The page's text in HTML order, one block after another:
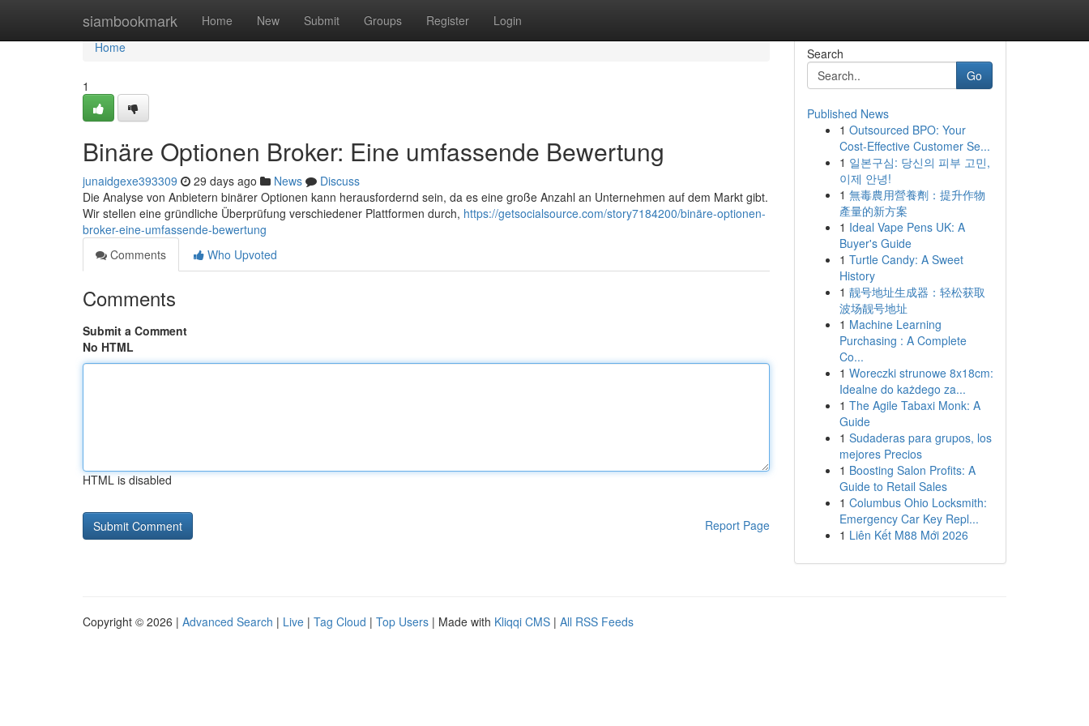
siambookmark Home New Submit Groups Register Login
Home
Home
1
Binäre Optionen Broker: Eine umfassende Bewertung
junaidgexe393309 29 days ago News
Discuss
Die Analyse von Anbietern binärer Optionen kann herausfordernd sein, da es eine große Anzahl an Unternehmen auf dem Markt gibt.
Wir stellen eine gründliche Überprüfung verschiedener Plattformen durch, https://getsocialsource.com/story7184200/binäre-optionen-
broker-eine-umfassende-bewertung
Comments
Who Upvoted
Comments
Submit a Comment
No HTML
HTML is disabled
Report Page
Search
Go
Published News
1 Outsourced BPO: Your
Cost-Effective Customer Se...
1 일본구심: 당신의 피부 고민,
이제 안녕!
1 無毒農用營養劑：提升作物
產量的新方案
1 Ideal Vape Pens UK: A
Buyer's Guide
1 Turtle Candy: A Sweet
History
1 靓号地址生成器：轻松获取
波场靓号地址
1 Machine Learning
Purchasing : A Complete
Co...
1 Woreczki strunowe 8x18cm:
Idealne do każdego za...
1 The Agile Tabaxi Monk: A
Guide
1 Sudaderas para grupos, los
mejores Precios
1 Boosting Salon Profits: A
Guide to Retail Sales
1 Columbus Ohio Locksmith:
Emergency Car Key Repl...
1 Liên Kết M88 Mới 2026
Copyright © 2026 | Advanced Search | Live | Tag Cloud | Top Users | Made with Kliqqi CMS | All RSS Feeds